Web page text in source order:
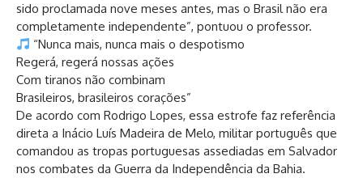
sido proclamada nove meses antes, mas o Brasil não era
completamente independente”, pontuou o professor.
“Nunca mais, nunca mais o despotismo
Regerá, regerá nossas ações
Com tiranos não combinam
Brasileiros, brasileiros corações”
De acordo com Rodrigo Lopes, essa estrofe faz referência
direta a Inácio Luís Madeira de Melo, militar português que
comandou as tropas portuguesas assediadas em Salvador
nos combates da Guerra da Independência da Bahia.